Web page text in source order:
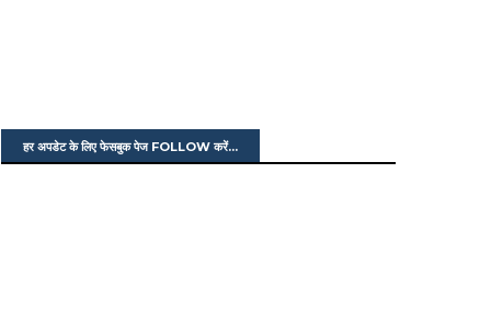
हर अपडेट के लिए फेसबुक पेज FOLLOW करें...